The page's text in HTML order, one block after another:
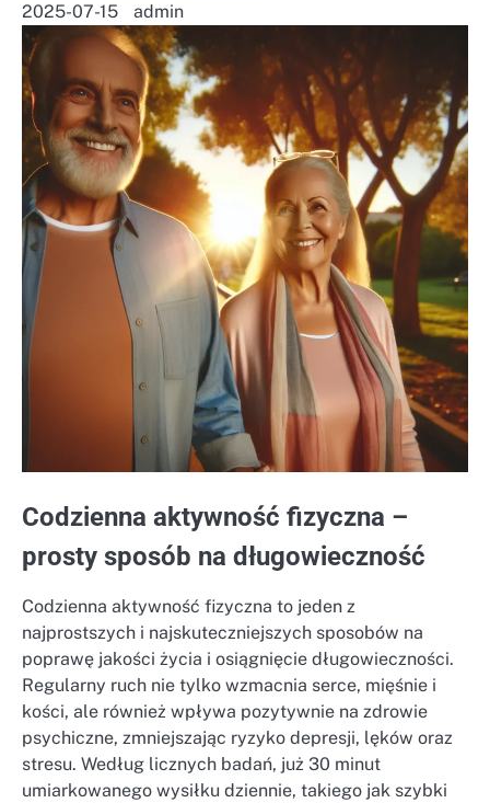
2025-07-15 admin
Codzienna aktywność fizyczna –
prosty sposób na długowieczność
Codzienna aktywność fizyczna to jeden z
najprostszych i najskuteczniejszych sposobów na
poprawę jakości życia i osiągnięcie długowieczności.
Regularny ruch nie tylko wzmacnia serce, mięśnie i
kości, ale również wpływa pozytywnie na zdrowie
psychiczne, zmniejszając ryzyko depresji, lęków oraz
stresu. Według licznych badań, już 30 minut
umiarkowanego wysiłku dziennie, takiego jak szybki